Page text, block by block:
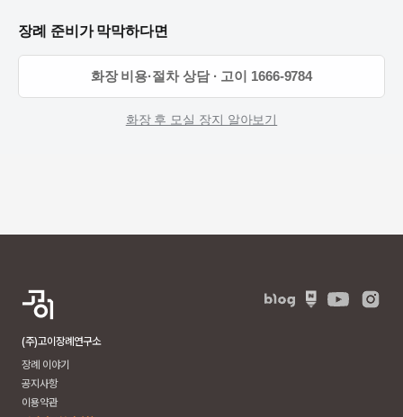
장례 준비가 막막하다면
화장 비용·절차 상담 · 고이 1666-9784
화장 후 모실 장지 알아보기
(주)고이장례연구소
장례 이야기
공지사항
이용약관